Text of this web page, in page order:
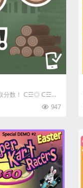
取分数！ ᑕ☲◎ ᑕ☲◎
947